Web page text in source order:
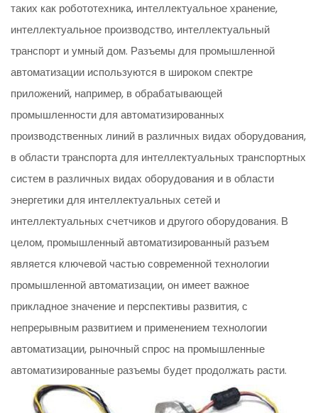
таких как робототехника, интеллектуальное хранение,
интеллектуальное производство, интеллектуальный
транспорт и умный дом. Разъемы для промышленной
автоматизации используются в широком спектре
приложений, например, в обрабатывающей
промышленности для автоматизированных
производственных линий в различных видах оборудования,
в области транспорта для интеллектуальных транспортных
систем в различных видах оборудования и в области
энергетики для интеллектуальных сетей и
интеллектуальных счетчиков и другого оборудования. В
целом, промышленный автоматизированный разъем
является ключевой частью современной технологии
промышленной автоматизации, он имеет важное
прикладное значение и перспективы развития, с
непрерывным развитием и применением технологии
автоматизации, рыночный спрос на промышленные
автоматизированные разъемы будет продолжать расти.